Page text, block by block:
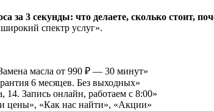
за 3 секунды: что делаете, сколько стоит,
спектр услуг».
масла от 990 ₽ — 30 минут»
6 месяцев. Без выходных»
14. Запись онлайн, работаем с 8:00»
цены», «Как нас найти», «Акции»